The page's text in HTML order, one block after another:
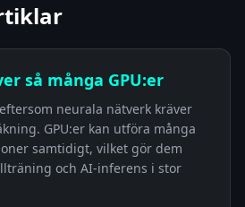
så många GPU:er
neurala nätverk kräver
GPU:er kan utföra många
samtidigt, vilket gör dem
och AI-inferens i stor